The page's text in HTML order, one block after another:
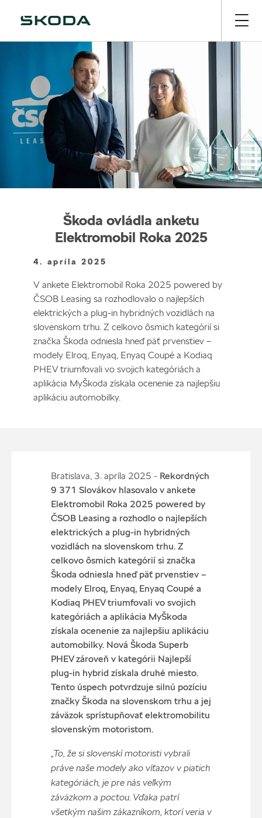
Škoda ovládla anketu
Elektromobil Roka 2025
4. apríla 2025
V ankete Elektromobil Roka 2025 powered by
ČSOB Leasing sa rozhodlovalo o najlepších
elektrických a plug-in hybridných vozidlách na
slovenskom trhu. Z celkovo ôsmich kategórií si
značka Škoda odniesla hneď päť prvenstiev –
modely Elroq, Enyaq, Enyaq Coupé a Kodiaq
PHEV triumfovali vo svojich kategóriách a
aplikácia MyŠkoda získala ocenenie za najlepšiu
aplikáciu automobilky.
Bratislava, 3. apríla 2025 - Rekordných
9 371 Slovákov hlasovalo v ankete
Elektromobil Roka 2025 powered by
ČSOB Leasing a rozhodlo o najlepších
elektrických a plug-in hybridných
vozidlách na slovenskom trhu. Z
celkovo ôsmich kategórií si značka
Škoda odniesla hneď päť prvenstiev –
modely Elroq, Enyaq, Enyaq Coupé a
Kodiaq PHEV triumfovali vo svojich
kategóriách a aplikácia MyŠkoda
získala ocenenie za najlepšiu aplikáciu
automobilky. Nová Škoda Superb
PHEV zároveň v kategórii Najlepší
plug-in hybrid získala druhé miesto.
Tento úspech potvrdzuje silnú pozíciu
značky Škoda na slovenskom trhu a jej
záväzok sprístupňovať elektromobilitu
slovenským motoristom.
„To, že si slovenskí motoristi vybrali
práve naše modely ako víťazov v piatich
kategóriách, je pre nás veľkým
záväzkom a poctou. Vďaka patrí
všetkým našim zákazníkom, ktorí veria v